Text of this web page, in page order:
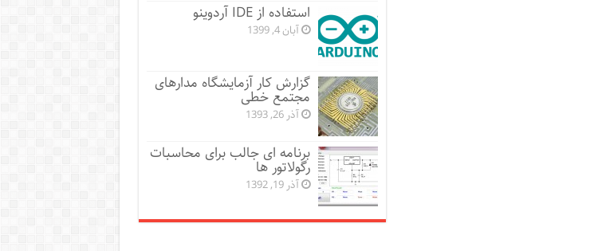
استفاده از IDE آردوینو
آبان 4, 1399
گزارش کار آزمایشگاه مدارهای
مجتمع خطی
آذر 26, 1393
برنامه ای جالب برای محاسبات
رگولاتور ها
آذر 19, 1392